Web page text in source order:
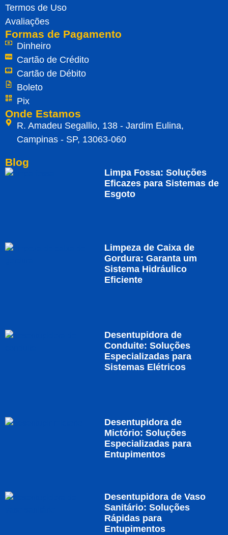
Termos de Uso
Avaliações
Formas de Pagamento
Dinheiro
Cartão de Crédito
Cartão de Débito
Boleto
Pix
Onde Estamos
R. Amadeu Segallio, 138 - Jardim Eulina,
Campinas - SP, 13063-060
Blog
Limpa Fossa: Soluções
Eficazes para Sistemas de
Esgoto
Limpeza de Caixa de
Gordura: Garanta um
Sistema Hidráulico
Eficiente
Desentupidora de
Conduite: Soluções
Especializadas para
Sistemas Elétricos
Desentupidora de
Mictório: Soluções
Especializadas para
Entupimentos
Desentupidora de Vaso
Sanitário: Soluções
Rápidas para
Entupimentos